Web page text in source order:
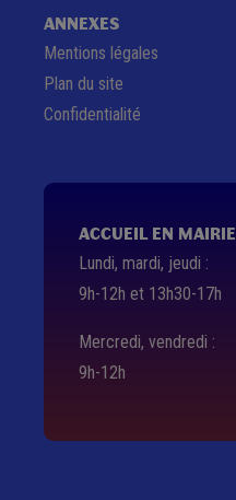
ANNEXES
Mentions légales
Plan du site
Confidentialité
ACCUEIL EN MAIRIE
Lundi, mardi, jeudi :
9h-12h et 13h30-17h
Mercredi, vendredi :
9h-12h